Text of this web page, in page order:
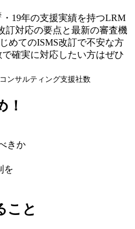
・19年の支援実績を持つLRM
訂対応の要点と最新の審査機
めてのISMS改訂で不安な方
確実に対応したい方はぜひ
ンサルティング支援社数
！
きか
を
こと